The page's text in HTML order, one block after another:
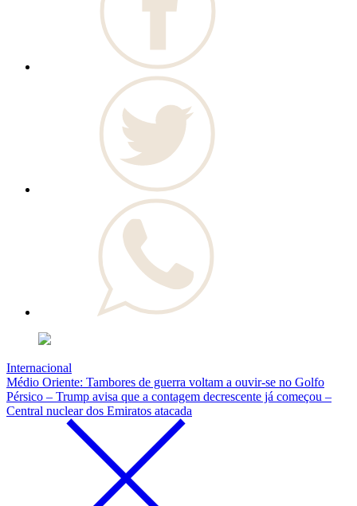
Internacional
Médio Oriente: Tambores de guerra voltam a ouvir-se no Golfo
Pérsico – Trump avisa que a contagem decrescente já começou –
Central nuclear dos Emiratos atacada